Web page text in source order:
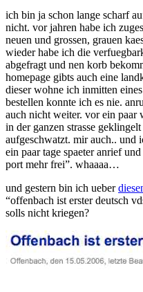
ich bin ja schon lange scharf
nicht. vor jahren habe ich
neuen und grossen, grauen
wieder habe ich die
abgefragt und nen korb
homepage gibts auch eine
dieser wohne ich inmitten
bestellen konnte ich es nie.
auch nicht weiter. vor ein paar
in der ganzen strasse
aufgeschwatzt. mir auch.. und
ein paar tage spaeter anrief
port mehr frei”. whaaaa…
und gestern bin ich ueber
“offenbach ist erster deutsch
solls nicht kriegen?